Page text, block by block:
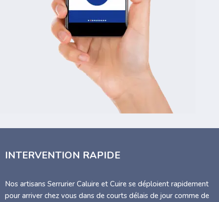
INTERVENTION RAPIDE
Nos artisans Serrurier Caluire et Cuire se déploient rapidement
pour arriver chez vous dans de courts délais de jour comme de